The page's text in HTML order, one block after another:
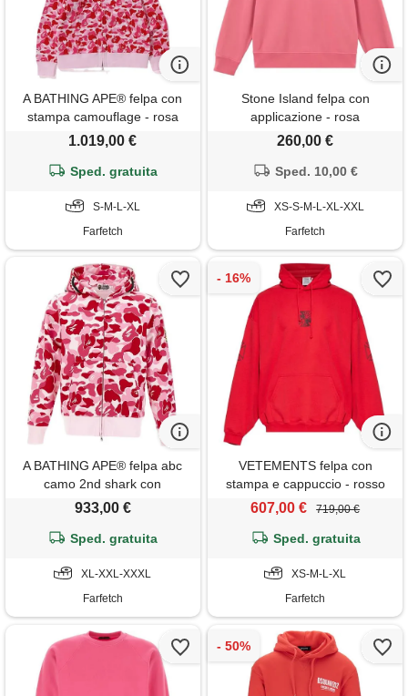
A BATHING APE® felpa con
stampa camouflage - rosa
1.019,00 €
Sped. gratuita
S-M-L-XL
Farfetch
Stone Island felpa con
applicazione - rosa
260,00 €
Sped. 10,00 €
XS-S-M-L-XL-XXL
Farfetch
A BATHING APE® felpa abc
camo 2nd shark con
cappuccio - rosa
933,00 €
Sped. gratuita
XL-XXL-XXXL
Farfetch
VETEMENTS felpa con
stampa e cappuccio - rosso
607,00 € 719,00 €
Sped. gratuita
XS-M-L-XL
Farfetch